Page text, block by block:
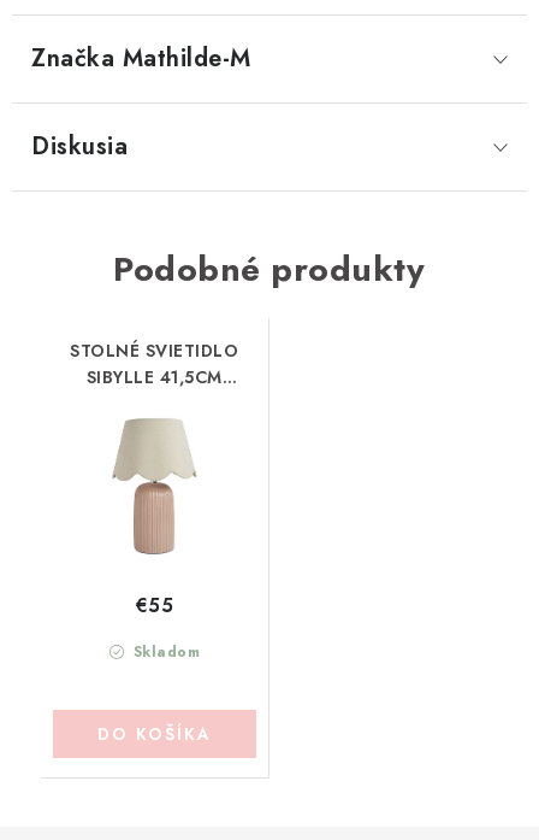
Značka Mathilde-M
Diskusia
Podobné produkty
STOLNÉ SVIETIDLO
SIBYLLE 41,5CM
(MDLULALA0013)
Skladom
€55
DO KOŠÍKA